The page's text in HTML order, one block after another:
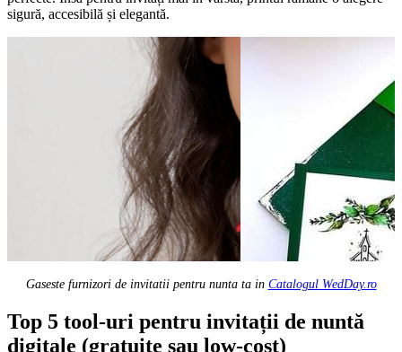
sigură, accesibilă și elegantă.
Gaseste furnizori de invitatii pentru nunta ta in Catalogul WedDay.ro
Top 5 tool-uri pentru invitații de nuntă
digitale (gratuite sau low-cost)